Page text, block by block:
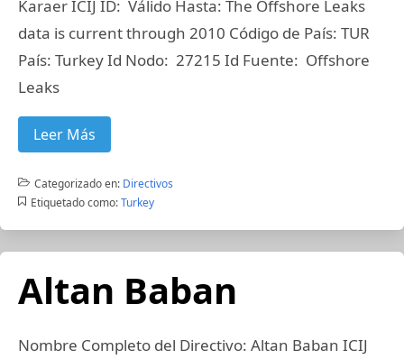
Karaer ICIJ ID: Válido Hasta: The Offshore Leaks
data is current through 2010 Código de País: TUR
País: Turkey Id Nodo: 27215 Id Fuente: Offshore
Leaks
Leer Más
Categorizado en: Directivos
Etiquetado como: Turkey
Altan Baban
Nombre Completo del Directivo: Altan Baban ICIJ